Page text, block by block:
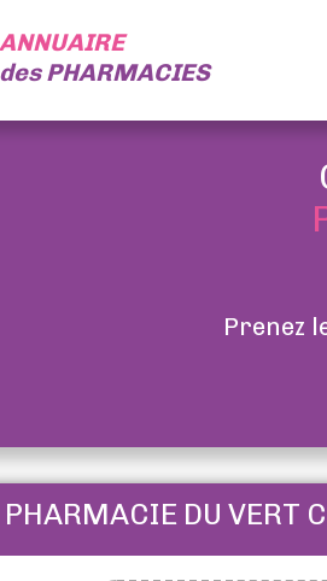
ANNUAIRE
desPHARMACIES
Prenez
PHARMACIE DU VERT